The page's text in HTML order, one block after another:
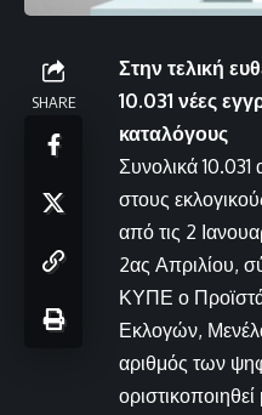
SHARE
Στην τελική
10.031 νέες
καταλόγους
Συνολικά 10.031
στους
από τις 2
2ας Απριλίου,
ΚΥΠΕ ο
Εκλογών,
αριθμός των